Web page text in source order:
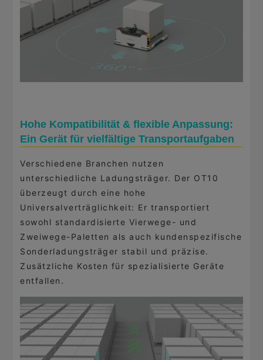
Hohe Kompatibilität & flexible Anpassung:
Ein Gerät für vielfältige Transportaufgaben
Verschiedene Branchen nutzen
unterschiedliche Ladungsträger. Der OT10
überzeugt durch eine hohe
Universalverträglichkeit: Er transportiert
sowohl standardisierte Vierwege- und
Zweiwege-Paletten als auch kundenspezifische
Sonderladungsträger stabil und präzise.
Zusätzliche Kosten für spezialisierte Geräte
entfallen.